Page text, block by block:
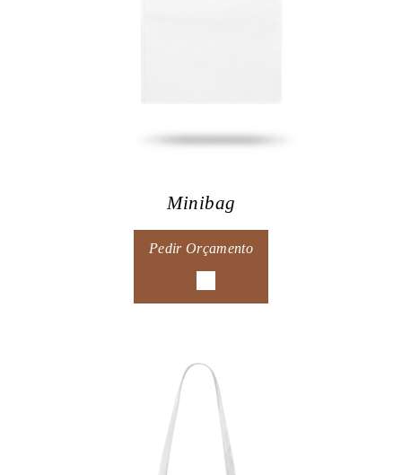
Minibag
Pedir Orçamento